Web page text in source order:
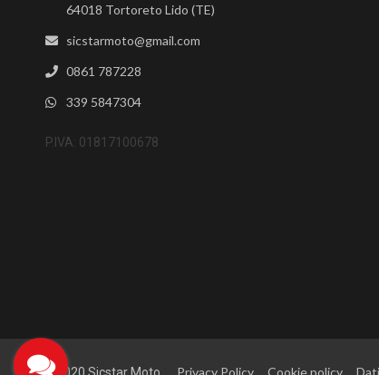
64018 Tortoreto Lido (TE)
sicstarmoto@gmail.com
0861 787228
339 5847304
P.IVA: 01817100678